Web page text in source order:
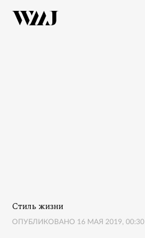
Стиль жизни
ОПУБЛИКОВАНО 16 МАЯ 2019, 00:30